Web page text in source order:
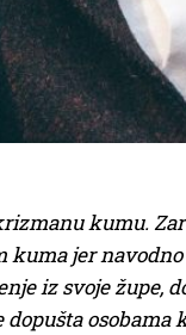
kumu.
jer
iz svoje